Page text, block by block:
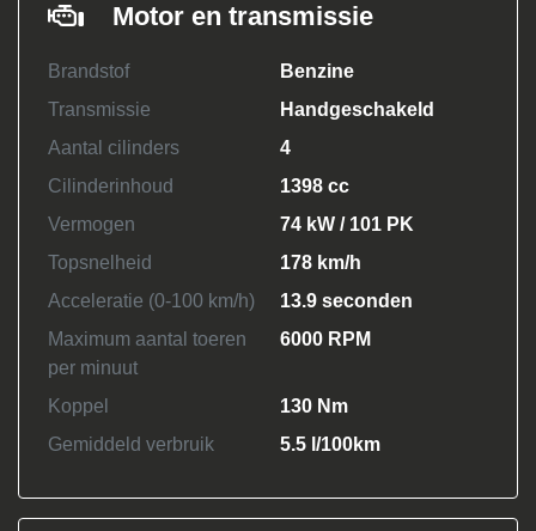
Motor en transmissie
Brandstof
Benzine
Transmissie
Handgeschakeld
Aantal cilinders
4
Cilinderinhoud
1398 cc
Vermogen
74 kW / 101 PK
Topsnelheid
178 km/h
Acceleratie (0-100 km/h)
13.9 seconden
Maximum aantal toeren
per minuut
6000 RPM
Koppel
130 Nm
Gemiddeld verbruik
5.5 l/100km